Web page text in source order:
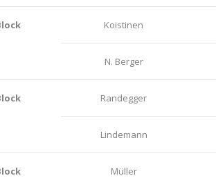
Koistinen
N. Berger
Randegger
Lindemann
Müller